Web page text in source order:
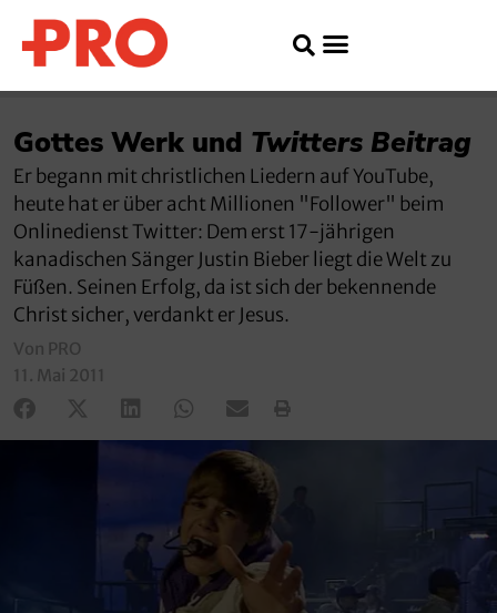
Gottes Werk und Twitters Beitrag
Er begann mit christlichen Liedern auf YouTube,
heute hat er über acht Millionen "Follower" beim
Onlinedienst Twitter: Dem erst 17-jährigen
kanadischen Sänger Justin Bieber liegt die Welt zu
Füßen. Seinen Erfolg, da ist sich der bekennende
Christ sicher, verdankt er Jesus.
Von PRO
11. Mai 2011